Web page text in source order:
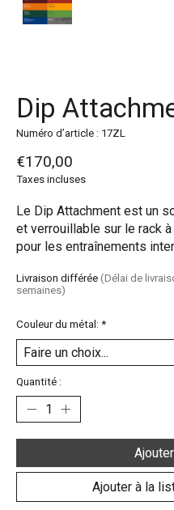
Dip
Numéro d’article : 17ZL
€170,00
Taxes incluses
Le Dip Attachment est un
et verrouillable sur le rack
pour les entraînements
Livraison différée (Délai de
semaines)
Couleur du métal: *
Quantité :
Ajouter à la